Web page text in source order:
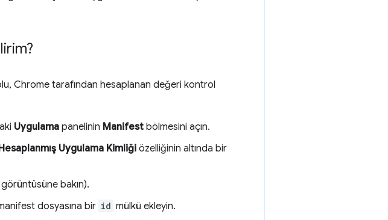
Chrome tarafından hesaplanan değeri kontrol
Uygulama panelinin Manifest bölmesini açın.
Uygulama Kimliğiözelliğinin altında bir
bakın).
dosyasına bir id mülkü ekleyin.